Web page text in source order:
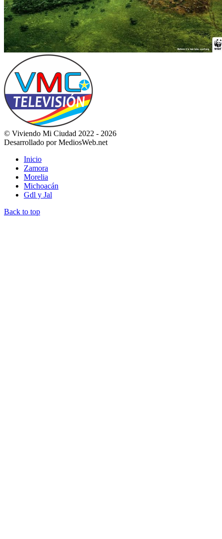
© Viviendo Mi Ciudad 2022 - 2026
Desarrollado por MediosWeb.net
Inicio
Zamora
Morelia
Michoacán
Gdl y Jal
Back to top